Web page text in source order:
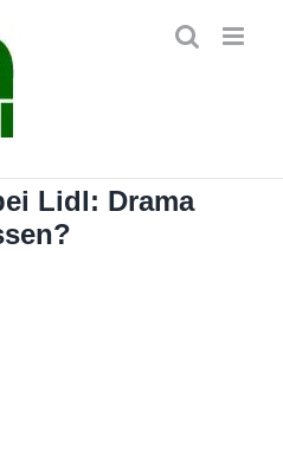
Lidl: Drama